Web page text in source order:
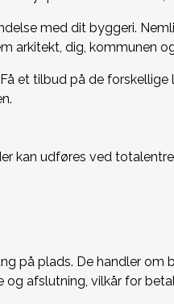
med dit byggeri.
arkitekt, dig, kommunen
et tilbud på de
på plads. De handler om
afslutning, vilkår for